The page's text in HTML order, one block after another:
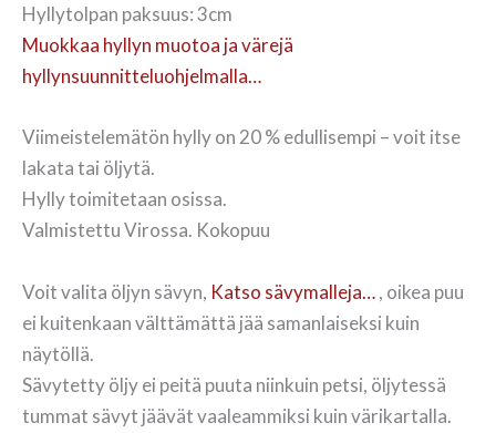
Hyllytolpan paksuus: 3cm
Muokkaa hyllyn muotoa ja värejä
hyllynsuunnitteluohjelmalla…
Viimeistelemätön hylly on 20 % edullisempi – voit itse
lakata tai öljytä.
Hylly toimitetaan osissa.
Valmistettu Virossa. Kokopuu
Voit valita öljyn sävyn, Katso sävymalleja…, oikea puu
ei kuitenkaan välttämättä jää samanlaiseksi kuin
näytöllä.
Sävytetty öljy ei peitä puuta niinkuin petsi, öljytessä
tummat sävyt jäävät vaaleammiksi kuin värikartalla.